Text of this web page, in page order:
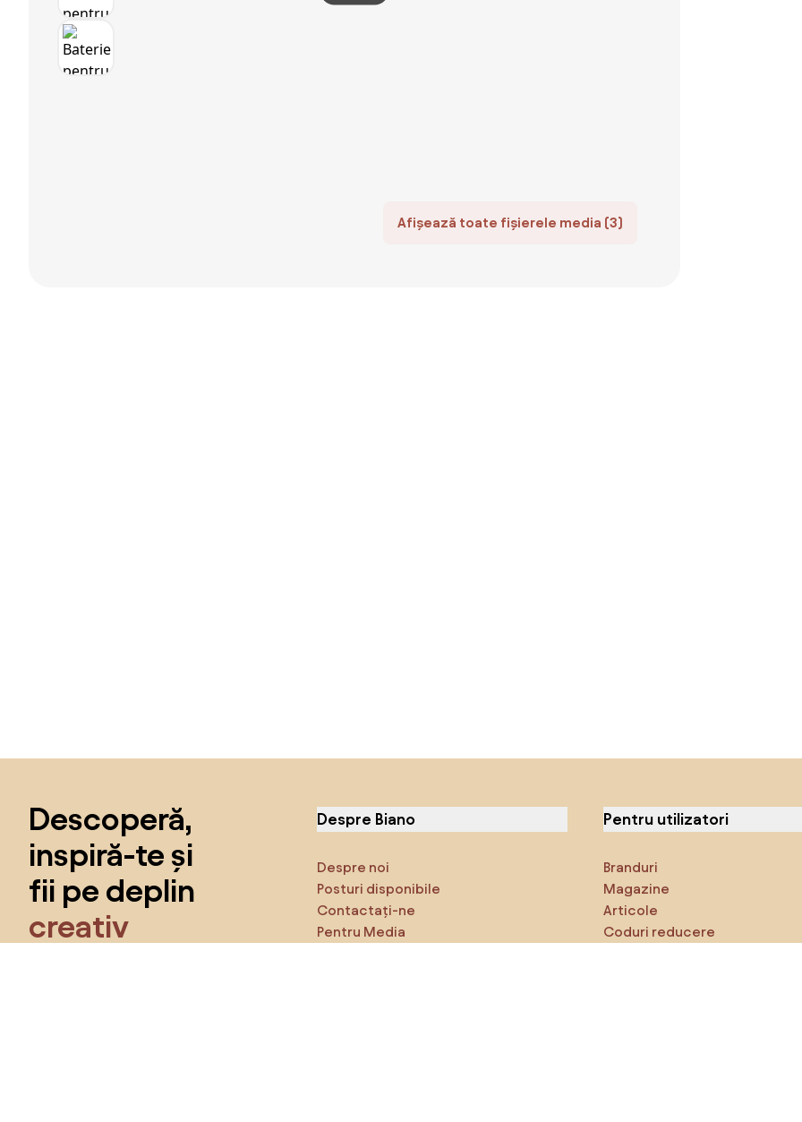
Afișează toate fișierele media (3)
Descoperă,
inspiră-te și
fii pe deplin
creativ
Despre Biano
Despre noi
Posturi disponibile
Contactați-ne
Pentru Media
Pentru utilizatori
Branduri
Magazine
Articole
Coduri reducere